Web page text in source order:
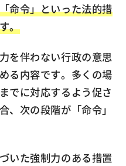
命令」といった法的措
。
を伴わない行政の意思
る内容です。多くの場
でに対応するよう促さ
、次の段階が「命令」
いた強制力のある措置